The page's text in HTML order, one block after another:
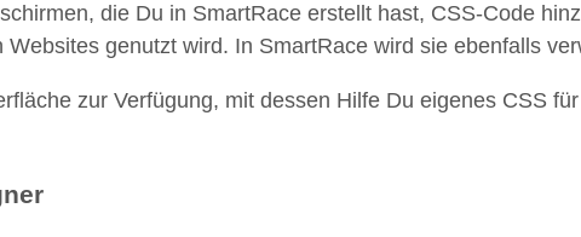
die Du in SmartRace erstellt hast, CSS-Code
genutzt wird. In SmartRace wird sie ebenfalls
zur Verfügung, mit dessen Hilfe Du eigenes CSS